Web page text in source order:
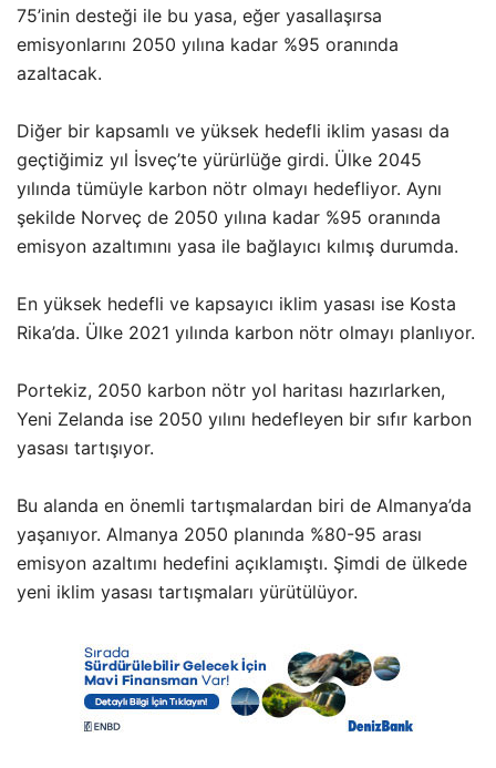
75’inin desteği ile bu yasa, eğer yasallaşırsa
emisyonlarını 2050 yılına kadar %95 oranında
azaltacak.
Diğer bir kapsamlı ve yüksek hedefli iklim yasası da
geçtiğimiz yıl İsveç’te yürürlüğe girdi. Ülke 2045
yılında tümüyle karbon nötr olmayı hedefliyor. Aynı
şekilde Norveç de 2050 yılına kadar %95 oranında
emisyon azaltımını yasa ile bağlayıcı kılmış durumda.
En yüksek hedefli ve kapsayıcı iklim yasası ise Kosta
Rika’da. Ülke 2021 yılında karbon nötr olmayı planlıyor.
Portekiz, 2050 karbon nötr yol haritası hazırlarken,
Yeni Zelanda ise 2050 yılını hedefleyen bir sıfır karbon
yasası tartışıyor.
Bu alanda en önemli tartışmalardan biri de Almanya’da
yaşanıyor. Almanya 2050 planında %80-95 arası
emisyon azaltımı hedefini açıklamıştı. Şimdi de ülkede
yeni iklim yasası tartışmaları yürütülüyor.